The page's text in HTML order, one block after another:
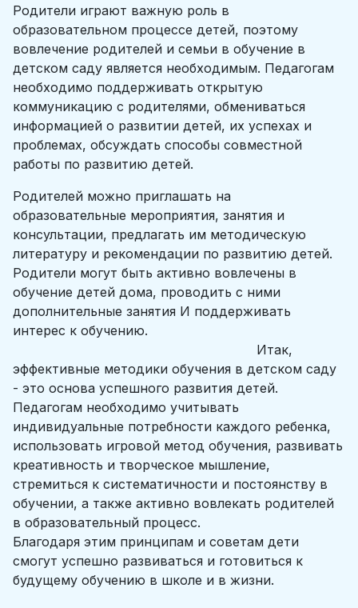
Родители играют важную роль в
образовательном процессе детей, поэтому
вовлечение родителей и семьи в обучение в
детском саду является необходимым. Педагогам
необходимо поддерживать открытую
коммуникацию с родителями, обмениваться
информацией о развитии детей, их успехах и
проблемах, обсуждать способы совместной
работы по развитию детей.
Родителей можно приглашать на
образовательные мероприятия, занятия и
консультации, предлагать им методическую
литературу и рекомендации по развитию детей.
Родители могут быть активно вовлечены в
обучение детей дома, проводить с ними
дополнительные занятия И поддерживать
интерес к обучению.
Итак,
эффективные методики обучения в детском саду
- это основа успешного развития детей.
Педагогам необходимо учитывать
индивидуальные потребности каждого ребенка,
использовать игровой метод обучения, развивать
креативность и творческое мышление,
стремиться к систематичности и постоянству в
обучении, а также активно вовлекать родителей
в образовательный процесс.
Благодаря этим принципам и советам дети
смогут успешно развиваться и готовиться к
будущему обучению в школе и в жизни.